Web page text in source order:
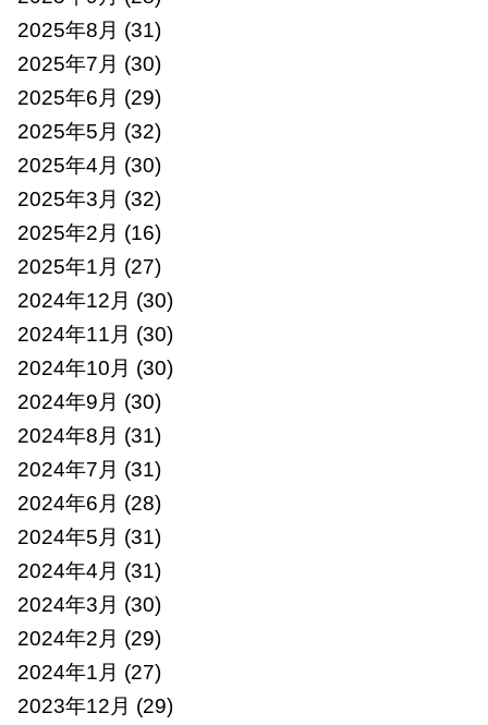
2025年8月 (31)
2025年7月 (30)
2025年6月 (29)
2025年5月 (32)
2025年4月 (30)
2025年3月 (32)
2025年2月 (16)
2025年1月 (27)
2024年12月 (30)
2024年11月 (30)
2024年10月 (30)
2024年9月 (30)
2024年8月 (31)
2024年7月 (31)
2024年6月 (28)
2024年5月 (31)
2024年4月 (31)
2024年3月 (30)
2024年2月 (29)
2024年1月 (27)
2023年12月 (29)